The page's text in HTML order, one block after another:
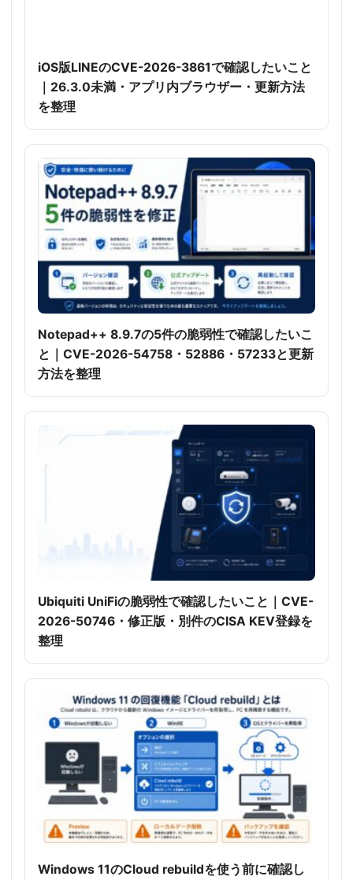
iOS版LINEのCVE-2026-3861で確認したいこと
｜26.3.0未満・アプリ内ブラウザー・更新方法
を整理
Notepad++ 8.9.7の5件の脆弱性で確認したいこ
と｜CVE-2026-54758・52886・57233と更新
方法を整理
Ubiquiti UniFiの脆弱性で確認したいこと｜CVE-
2026-50746・修正版・別件のCISA KEV登録を
整理
Windows 11のCloud rebuildを使う前に確認し